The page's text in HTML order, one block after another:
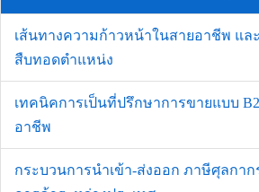
เส้นทางความก้าวหน้าในสายอาชีพ แล
สืบทอดตำแหน่ง
เทคนิคการเป็นที่ปรึกษาการขายแบบ
อาชีพ
กระบวนการนำเข้า-ส่งออก ภาษีศุลกา